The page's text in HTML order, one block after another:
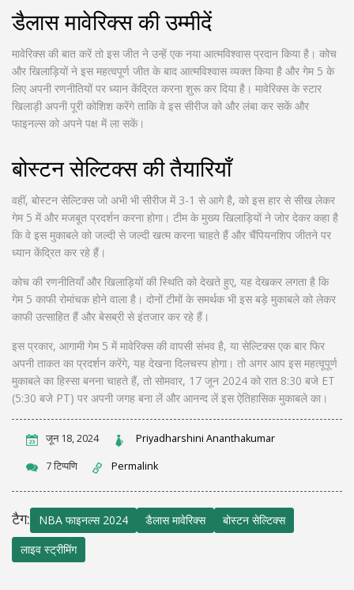
डैलास मावेरिक्स की उम्मीदें
मावेरिक्स की बात करें तो इस जीत ने उन्हें एक नया आत्मविश्वास प्रदान किया है। कोच
और खिलाड़ियों ने इस महत्वपूर्ण जीत के बाद आत्मविश्वास व्यक्त किया है और गेम 5 के
लिए अपनी रणनीतियों पर ध्यान केंद्रित करना शुरू कर दिया है। मावेरिक्स के स्टार
खिलाड़ी अपनी पूरी कोशिश करेंगे ताकि वे इस सीरीज को और लंबा कर सकें और
फाइनल्स को अपने पक्ष में ला सकें।
बोस्टन सेल्टिक्स की तैयारियाँ
वहीं, बोस्टन सेल्टिक्स जो अभी भी सीरीज में 3-1 से आगे है, को इस हार से सीख लेकर
गेम 5 में और मजबूत प्रदर्शन करना होगा। टीम के मुख्य खिलाड़ियों ने जोर देकर कहा है
कि वे इस मुकाबले को जल्दी से जल्दी खत्म करना चाहते हैं और चैंपियनशिप जीतने पर
ध्यान केंद्रित कर रहे हैं।
कोच की रणनीतियाँ और खिलाड़ियों की स्थिति को देखते हुए, यह देखकर लगता है कि
गेम 5 काफी रोमांचक होने वाला है। दोनों टीमों के समर्थक भी इस बड़े मुकाबले को लेकर
काफी उत्साहित हैं और बेसब्री से इंतजार कर रहे हैं।
इस प्रकार, आगामी गेम 5 में मावेरिक्स की वापसी संभव है, या सेल्टिक्स एक बार फिर
अपनी ताकत का प्रदर्शन करेंगे, यह देखना दिलचस्प होगा। तो अगर आप इस महत्वूपूर्ण
मुकाबले का हिस्सा बनना चाहते हैं, तो सोमवार, 17 जून 2024 को रात 8:30 बजे ET
(5:30 बजे PT) पर अपनी जगह बना लें और आनन्द लें इस ऐतिहासिक मुकाबले का।
जून 18, 2024 Priyadharshini Ananthakumar
7 टिप्पणि Permalink
टैग: NBA फाइनल्स 2024 डैलास मावेरिक्स
बोस्टन सेल्टिक्स
लाइव स्ट्रीमिंग